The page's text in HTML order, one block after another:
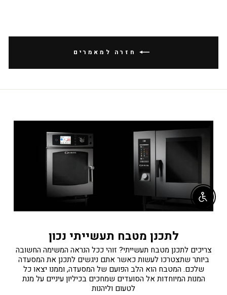
חזרה למאמרים
לתכנן מטבח תעשייתי נכון
צריכים לתכנן מטבח תעשייתי? זוהי ככל הנראה המשימה החשובה
ביותר שתצטרכו לעשות כאשר אתם ניגשים לתכנן את המסעדה
שלכם. המטבח הוא הלב הפועם של המסעדה, וממנו יצאו כל
המנות המיוחדות אל הסועדים שמחכים בכיליון עיניים על מנת
לטעום וליהנות
Enable accessibility